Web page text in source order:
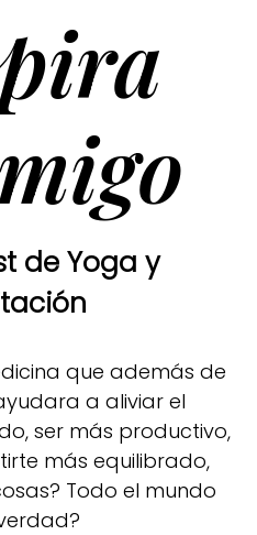
de Yoga y
que además de
a aliviar el
ser más productivo,
más equilibrado,
Todo el mundo